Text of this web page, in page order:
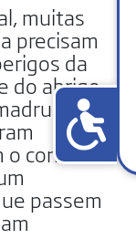
muitas
precisam
da
do abrigo,
o convite.
passem